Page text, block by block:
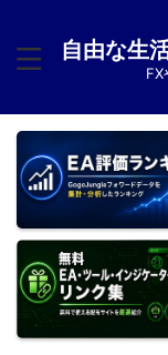
自由な生
FX